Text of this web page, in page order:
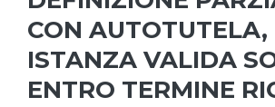
CON AUTOTUTELA,
ISTANZA VALIDA
ENTRO TERMINE